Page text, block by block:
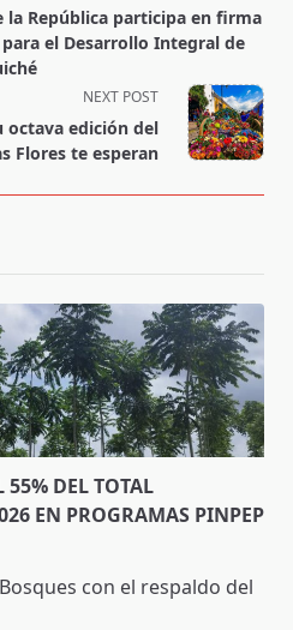
la República participa en firma
el Desarrollo Integral de
NEXT POST
octava edición del
Flores te esperan
55% DEL TOTAL
EN PROGRAMAS PINPEP
con el respaldo del